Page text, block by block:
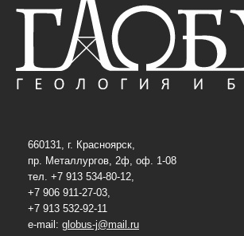
660131, г. Красноярск,
пр. Металлургов, 2ф, оф. 1-08
тел. +7 913 534-80-12,
+7 906 911-27-03,
+7 913 532-92-11
e-mail: globus-j@mail.ru